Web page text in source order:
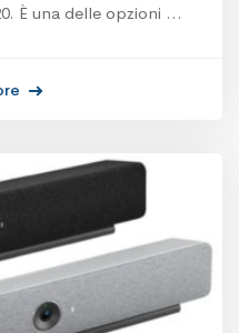
È una delle opzioni …